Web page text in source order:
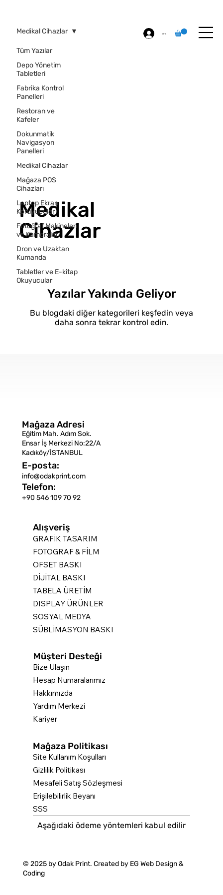
Giriş
Tüm Yazılar
Depo Yönetim
Tabletleri
Fabrika Kontrol
Panelleri
Restoran ve
Kafeler
Dokunmatik
Navigasyon
Panelleri
Medikal Cihazlar
Mağaza POS
Cihazları
Laptop Ekran
Koruyucular
Fotoğraf Makineleri
ve Kameralar
Dron ve Uzaktan
Kumanda
Tabletler ve E-kitap
Okuyucular
Medikal Cihazlar
Medikal
Cihazlar
Yazılar Yakında Geliyor
Bu blogdaki diğer kategorileri keşfedin veya
daha sonra tekrar kontrol edin.
Mağaza Politikası
Site Kullanım Koşulları
Gizlilik Politikası
Mesafeli Satış Sözleşmesi
Erişilebilirlik Beyanı
SSS
Bize Ulaşın
Hesap Numaralarımız
Hakkımızda
Yardım Merkezi
Kariyer
Müşteri Desteği
Alışveriş
GRAFİK TASARIM
FOTOGRAF & FİLM
OFSET BASKI
DİJİTAL BASKI
TABELA ÜRETİM
DISPLAY ÜRÜNLER
SOSYAL MEDYA
SÜBLİMASYON BASKI
Mağaza Adresi
Eğitim Mah. Adım Sok.
Ensar İş Merkezi No:22/A
Kadıköy/İSTANBUL
E-posta:
info@odakprint.com
Telefon:
+90 546 109 70 92
© 2025 by Odak Print. Created by EG Web Design &
Coding
Aşağıdaki ödeme yöntemleri kabul edilir